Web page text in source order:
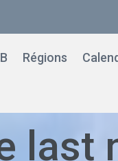
Régions
last